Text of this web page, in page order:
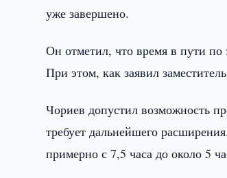
уже завершено.
Он отметил, что время в пути по
При этом, как заявил
Чориев допустил возможность
требует дальнейшего
примерно с 7,5 часа до около 5